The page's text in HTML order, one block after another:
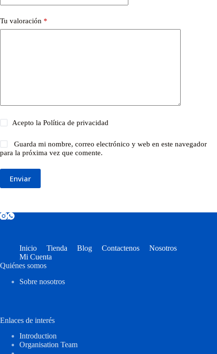
Tu valoración *
Acepto laPolítica de privacidad
Guarda mi nombre, correo electrónico y web en este navegador
para la próxima vez que comente.
Enviar
Inicio Tienda Blog Contactenos
Nosotros
Mi Cuenta
Quiénes somos
Sobre nosotros
Enlaces de interés
Introduction
Organisation Team